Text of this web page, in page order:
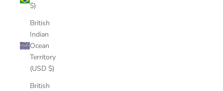
$)
British
Indian
Ocean
Territory
(USD $)
British